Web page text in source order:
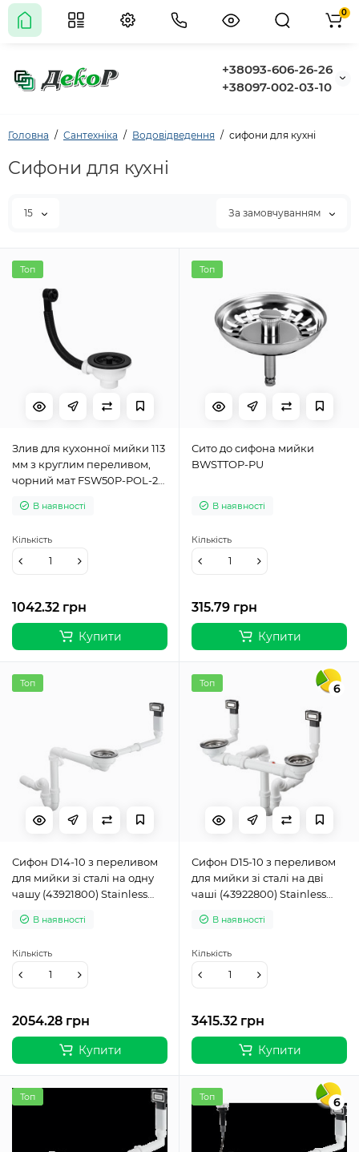
+38093-606-26-26
+38097-002-03-10
0
Головна Сантехніка Водовідведення сифони для кухні
Сифони для кухні
15 За замовчуванням
Топ
Злив для кухонної мийки 113
мм з круглим переливом,
чорний мат FSW50P-POL-25-
В наявності
1042.32 грн
Кількість
Купити
Топ
Сито до сифона мийки
BWSTTOP-PU
В наявності
315.79 грн
Кількість
Купити
Топ
Сифон D14-10 з переливом
для мийки зі сталі на одну
чашу (43921800) Stainless
В наявності
2054.28 грн
Кількість
Купити
6
Топ
Сифон D15-10 з переливом
для мийки зі сталі на дві
чаші (43922800) Stainless
В наявності
3415.32 грн
Кількість
Купити
Топ 6
Топ